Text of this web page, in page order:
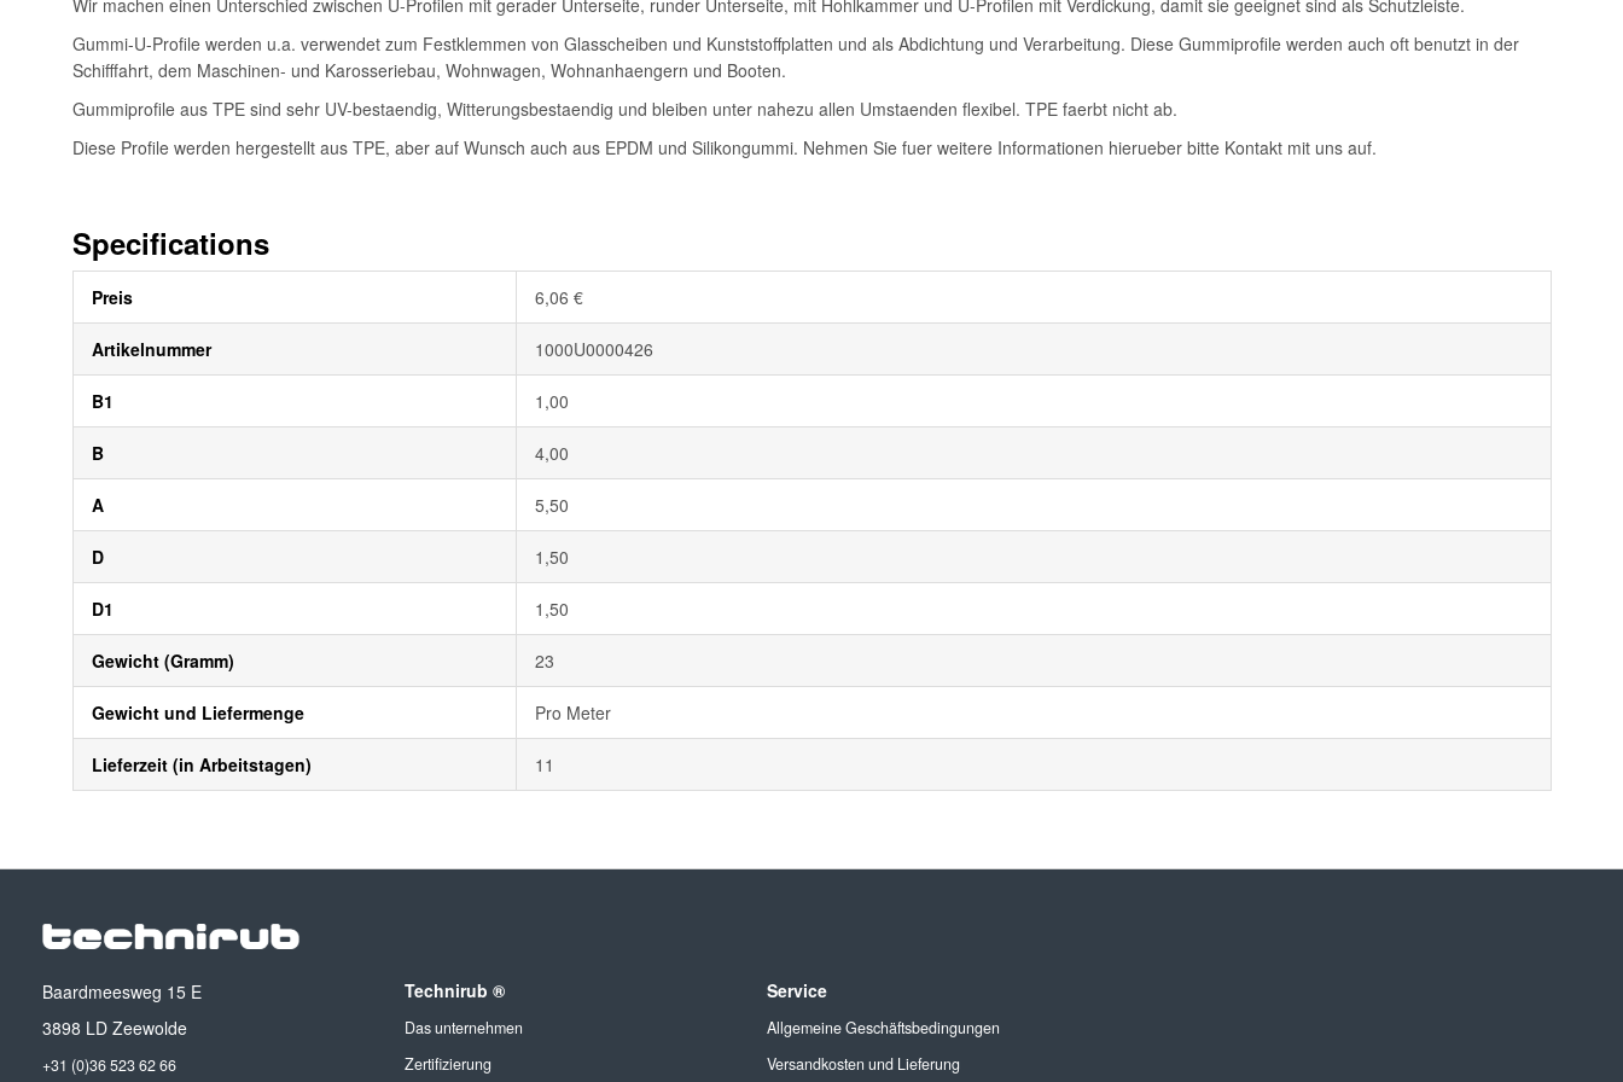
Wir machen einen Unterschied zwischen U-Profilen mit gerader Unterseite, runder Unterseite, mit Hohlkammer und U-Profilen mit Verdickung, damit sie geeignet sind als Schutzleiste.
Gummi-U-Profile werden u.a. verwendet zum Festklemmen von Glasscheiben und Kunststoffplatten und als Abdichtung und Verarbeitung. Diese Gummiprofile werden auch oft benutzt in der
Schifffahrt, dem Maschinen- und Karosseriebau, Wohnwagen, Wohnanhaengern und Booten.
Gummiprofile aus TPE sind sehr UV-bestaendig, Witterungsbestaendig und bleiben unter nahezu allen Umstaenden flexibel. TPE faerbt nicht ab.
Diese Profile werden hergestellt aus TPE, aber auf Wunsch auch aus EPDM und Silikongummi. Nehmen Sie fuer weitere Informationen hierueber bitte Kontakt mit uns auf.
Specifications
Informationen
Preis 6,06 €
Artikelnummer 1000U0000426
B1 1,00
B 4,00
A 5,50
D 1,50
D1 1,50
Gewicht (Gramm) 23
Gewicht und Liefermenge Pro Meter
Lieferzeit (in Arbeitstagen) 11
Baardmeesweg 15 E
3898 LD Zeewolde
+31 (0)36 523 62 66
Technirub ®
Das unternehmen
Zertifizierung
Service
Allgemeine Geschäftsbedingungen
Versandkosten und Lieferung